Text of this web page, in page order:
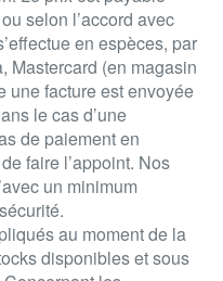
selon l’accord avec
en espèces, par
Mastercard (en magasin
une facture est envoyée
le cas d’une
de paiement en
faire l’appoint. Nos
un minimum
au moment de la
disponibles et sous